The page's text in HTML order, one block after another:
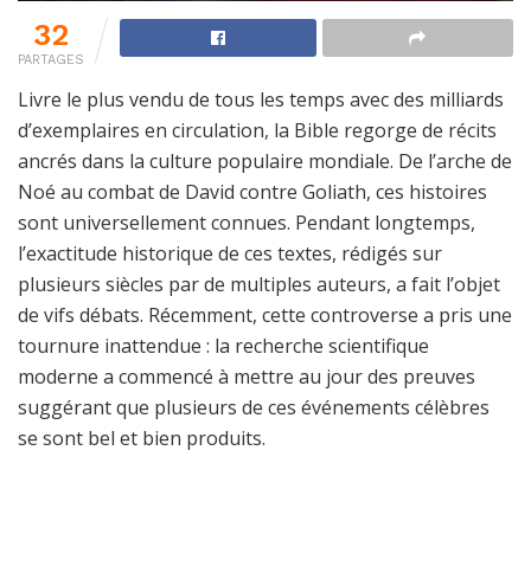
32
PARTAGES
Livre le plus vendu de tous les temps avec des milliards
d’exemplaires en circulation, la Bible regorge de récits
ancrés dans la culture populaire mondiale. De l’arche de
Noé au combat de David contre Goliath, ces histoires
sont universellement connues. Pendant longtemps,
l’exactitude historique de ces textes, rédigés sur
plusieurs siècles par de multiples auteurs, a fait l’objet
de vifs débats. Récemment, cette controverse a pris une
tournure inattendue : la recherche scientifique
moderne a commencé à mettre au jour des preuves
suggérant que plusieurs de ces événements célèbres
se sont bel et bien produits.